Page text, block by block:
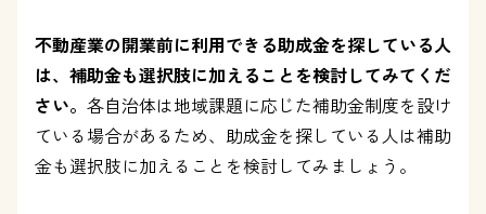
不動産業の開業前に利用できる助成金を探している人
は、補助金も選択肢に加えることを検討してみてくだ
さい。 各自治体は地域課題に応じた補助金制度を設け
ている場合があるため、助成金を探している人は補助
金も選択肢に加えることを検討してみましょう。